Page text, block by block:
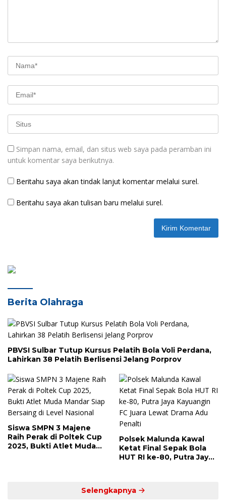
Simpan nama, email, dan situs web saya pada peramban ini
untuk komentar saya berikutnya.
Beritahu saya akan tindak lanjut komentar melalui surel.
Beritahu saya akan tulisan baru melalui surel.
Berita Olahraga
PBVSI Sulbar Tutup Kursus Pelatih Bola Voli Perdana,
Lahirkan 38 Pelatih Berlisensi Jelang Porprov
Siswa SMPN 3 Majene
Raih Perak di Poltek Cup
2025, Bukti Atlet Muda
Polsek Malunda Kawal
Ketat Final Sepak Bola
HUT RI ke-80, Putra Jaya
Selengkapnya